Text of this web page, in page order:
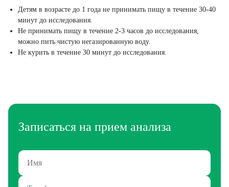
Детям в возрасте до 1 года не принимать пищу в течение 30-40
минут до исследования.
Не принимать пищу в течение 2-3 часов до исследования,
можно пить чистую негазированную воду.
Не курить в течение 30 минут до исследования.
Записаться на прием анализа